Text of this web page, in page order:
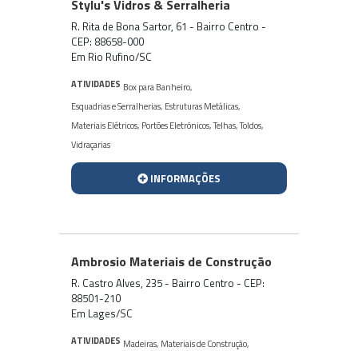
Stylu's Vidros & Serralheria
R. Rita de Bona Sartor, 61 - Bairro Centro -
CEP: 88658-000
Em Rio Rufino/SC
ATIVIDADES Box para Banheiro,
Esquadrias e Serralherias, Estruturas Metálicas,
Materiais Elétricos, Portões Eletrônicos,Telhas,Toldos,
Vidraçarias
INFORMAÇÕES
Ambrosio Materiais de Construção
R. Castro Alves, 235 - Bairro Centro - CEP:
88501-210
Em Lages/SC
ATIVIDADES Madeiras, Materiais de Construção,